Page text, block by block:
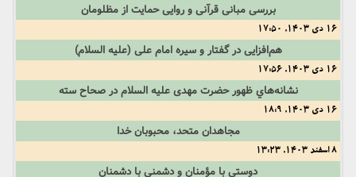
بررسی مبانی قرآنی و روایی حمایت از مظلومان
16 دی 1403, 17:50
هم‌افزایی در گفتار و سیره امام علی (علیه السلام)
16 دی 1403, 17:56
نشانه‌هاي ظهور حضرت مهدی علیه السلام در صحاح سته
16 دی 1403, 18:9
مجاهدان متحد، محبوبان خدا
8 اسفند 1403, 13:23
دوستی با مؤمنان و دشمنی با دشمنان